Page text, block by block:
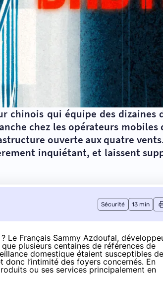
chinois qui équipe des dizaines
chez les opérateurs
ouverte aux quatre
inquiétant, et laissent
Sécurité 13 min
Le Français Sammy Azdoufal,
plusieurs centaines de références de
domestique étaient susceptibles de
l’intimité des foyers concernés. En
ou ses services principalement en